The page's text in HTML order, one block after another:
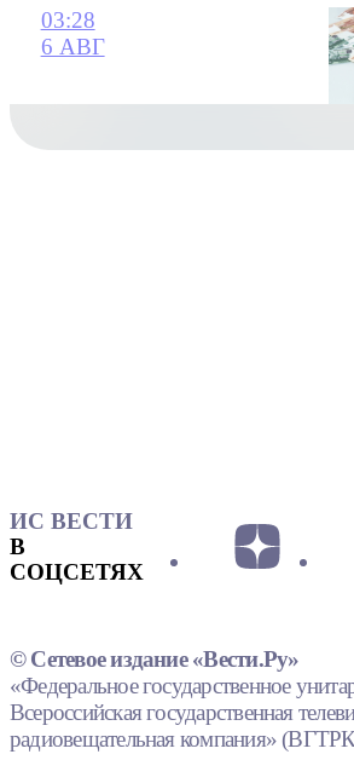
03:28
6 АВГ
ИС ВЕСТИ
В
СОЦСЕТЯХ
© Сетевое издание «Вести.Ру»
«Федеральное государственное
Всероссийская государственная
радиовещательная компания»